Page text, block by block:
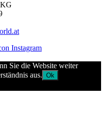
Sie die Website weiter
aus. Ok